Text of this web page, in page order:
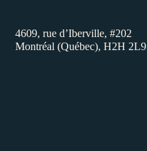
4609, rue d’Iberville, #202
Montréal (Québec), H2H 2L9